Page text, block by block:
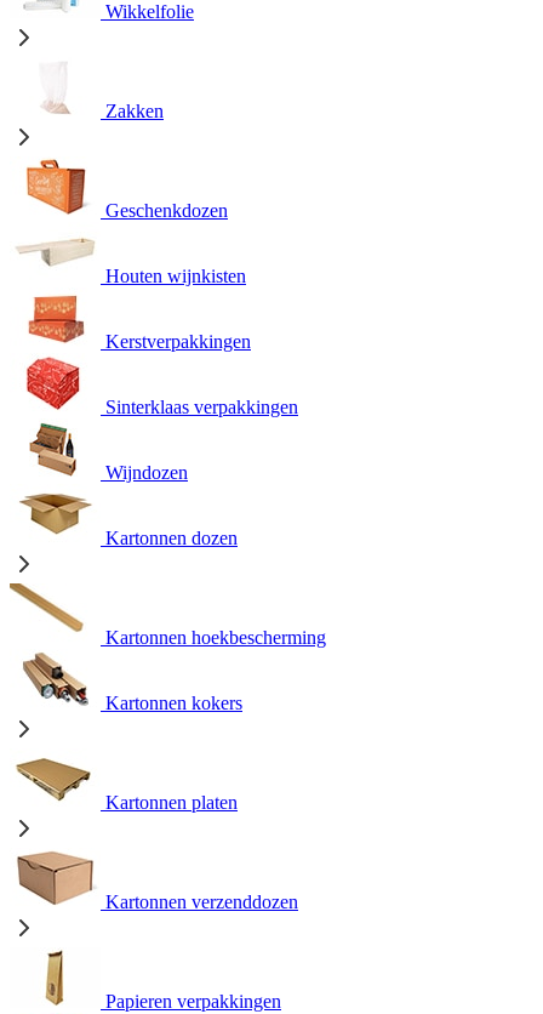
Wikkelfolie
Zakken
Geschenkdozen
Houten wijnkisten
Kerstverpakkingen
Sinterklaas verpakkingen
Wijndozen
Kartonnen dozen
Kartonnen hoekbescherming
Kartonnen kokers
Kartonnen platen
Kartonnen verzenddozen
Papieren verpakkingen